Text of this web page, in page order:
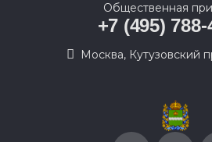
Общественная
+7 (495) 788-
Москва, Кутузовский